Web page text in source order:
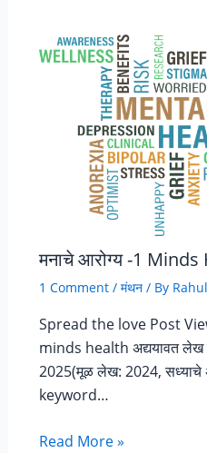
मनाचे आरोग्य -1
1 Comment / मंथन/ By Rahul
Spread the love Post
minds health अद्ययावत लेख
2025(मूळ लेख: 2024,
keyword…
Read More »